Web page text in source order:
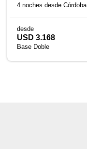
4 noches desde Córdoba
desde
USD 3.168
Base Doble